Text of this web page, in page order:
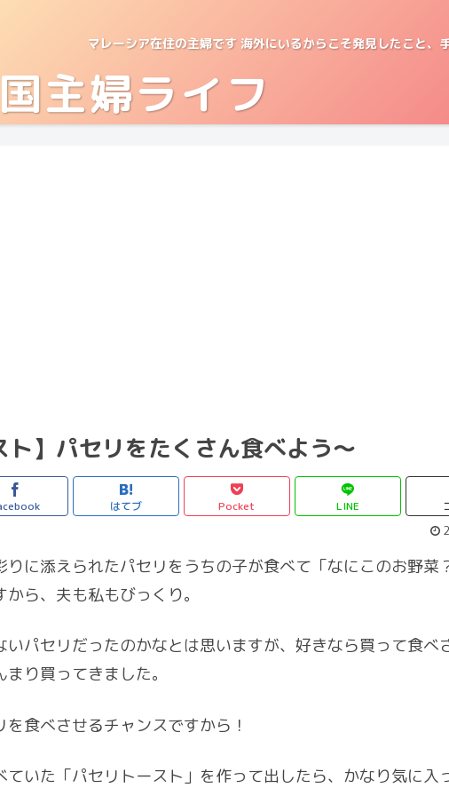
マレーシア在住の主婦です 海外にいるからこそ発見したこと、
主婦ライフ
ト】パセリをたくさん食べよう〜
はてブ Pocket LINE
りに添えられたパセリをうちの子が食べて「なにこのお野菜
ら、夫も私もびっくり。
いパセリだったのかなとは思いますが、好きなら買って食べ
り買ってきました。
食べさせるチャンスですから！
ていた「パセリトースト」を作って出したら、かなり気に入